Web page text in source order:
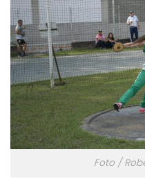
Foto /